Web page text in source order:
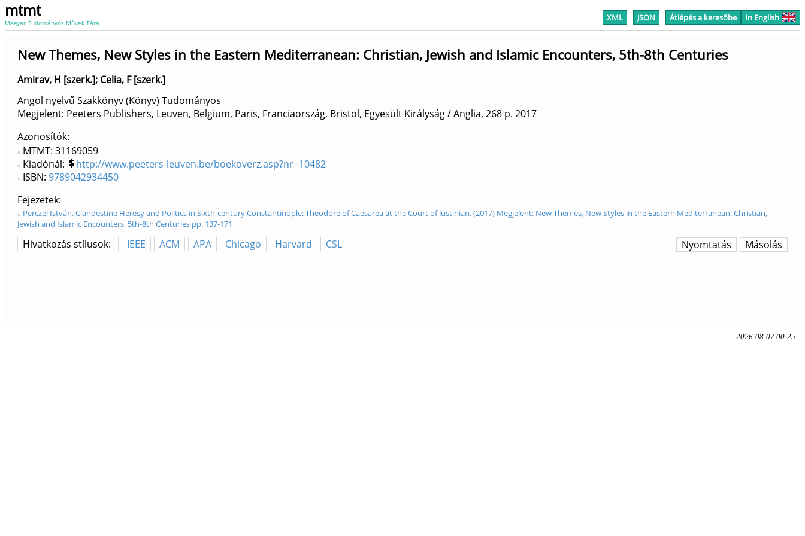
mtmt
Magyar Tudományos Művek Tára XML JSON Átlépés a keresőbe In English
New Themes, New Styles in the Eastern Mediterranean: Christian, Jewish and Islamic Encounters, 5th-8th Centuries
Amirav, H [szerk.]; Celia, F [szerk.]
Angol nyelvű Szakkönyv (Könyv) Tudományos
Megjelent: Peeters Publishers, Leuven, Belgium, Paris, Franciaország, Bristol, Egyesült Királyság / Anglia, 268 p. 2017
Azonosítók
MTMT: 31169059
Kiadónál:
http://www.peeters-leuven.be/boekoverz.asp?nr=10482
ISBN: 9789042934450
Fejezetek
Perczel István. Clandestine Heresy and Politics in Sixth-century Constantinople: Theodore of Caesarea at the Court of Justinian. (2017) Megjelent: New Themes, New Styles in the Eastern Mediterranean: Christian,
Jewish and Islamic Encounters, 5th-8th Centuries pp. 137-171
Hivatkozás stílusok: IEEE ACM APA Chicago Harvard CSL Másolás
Nyomtatás
2026-08-07 00:25